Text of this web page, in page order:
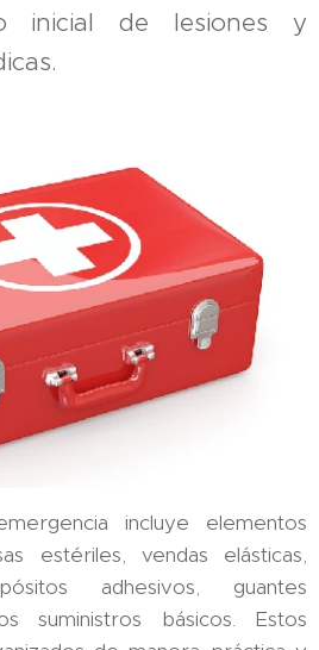
inicial de lesiones y
incluye elementos
estériles, vendas elásticas,
adhesivos, guantes
suministros básicos. Estos